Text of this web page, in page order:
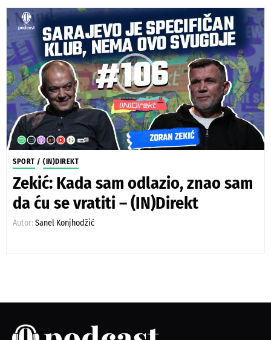
SPORT / (IN)DIREKT
Zekić: Kada sam odlazio, znao sam
da ću se vratiti – (IN)Direkt
Autor: Sanel Konjhodžić